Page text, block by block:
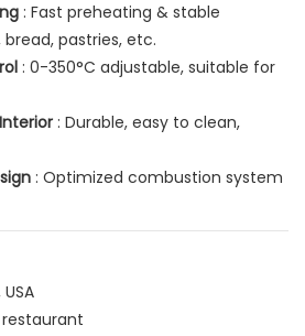
: Fast preheating & stable
pastries, etc.
: 0-350°C adjustable, suitable for
: Durable, easy to clean,
: Optimized combustion system
restaurant